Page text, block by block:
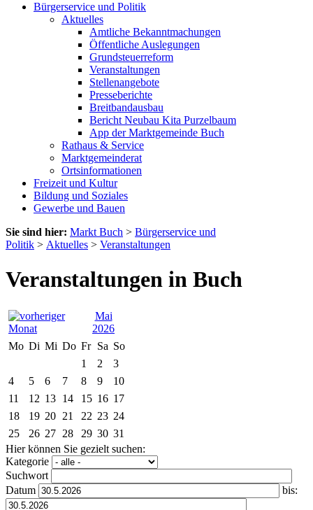
Bürgerservice und Politik
Aktuelles
Amtliche Bekanntmachungen
Öffentliche Auslegungen
Grundsteuerreform
Veranstaltungen
Stellenangebote
Presseberichte
Breitbandausbau
Bericht Neubau Kita Purzelbaum
App der Marktgemeinde Buch
Rathaus & Service
Marktgemeinderat
Ortsinformationen
Freizeit und Kultur
Bildung und Soziales
Gewerbe und Bauen
Sie sind hier: Markt Buch > Bürgerservice und
Politik > Aktuelles > Veranstaltungen
Veranstaltungen in Buch
Mai
2026
Mo Di Mi Do Fr Sa So
1
2
3
4
5 6 7 8 9
10
11
12 13 14 15 16 17
18
19 20 21 22 23 24
25
26 27 28 29 30 31
Hier können Sie gezielt suchen:
Kategorie
Suchwort
Datum
bis: